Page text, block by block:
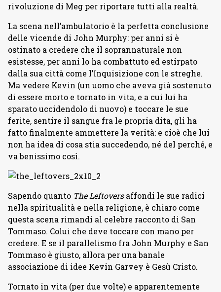
rivoluzione di Meg per riportare tutti alla realtà.
La scena nell’ambulatorio è la perfetta conclusione
delle vicende di John Murphy: per anni si è
ostinato a credere che il soprannaturale non
esistesse, per anni lo ha combattuto ed estirpato
dalla sua città come l’Inquisizione con le streghe.
Ma vedere Kevin (un uomo che aveva già sostenuto
di essere morto e tornato in vita, e a cui lui ha
sparato uccidendolo di nuovo) e toccare le sue
ferite, sentire il sangue fra le propria dita, gli ha
fatto finalmente ammettere la verità: e cioè che lui
non ha idea di cosa stia succedendo, né del perché, e
va benissimo così.
Sapendo quanto The Leftoversaffondi le sue radici
nella spiritualità e nella religione, è chiaro come
questa scena rimandi al celebre racconto di San
Tommaso. Colui che deve toccare con mano per
credere. E se il parallelismo fra John Murphy e San
Tommaso è giusto, allora per una banale
associazione di idee Kevin Garvey è Gesù Cristo.
Tornato in vita (per due volte) e apparentemente